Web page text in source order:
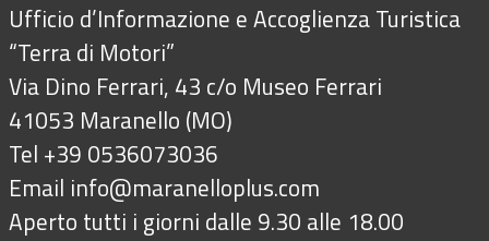
Ufficio d’Informazione e Accoglienza Turistica
“Terra di Motori”
Via Dino Ferrari, 43 c/o Museo Ferrari
41053 Maranello (MO)
Tel +39 0536073036
Email info@maranelloplus.com
Aperto tutti i giorni dalle 9.30 alle 18.00